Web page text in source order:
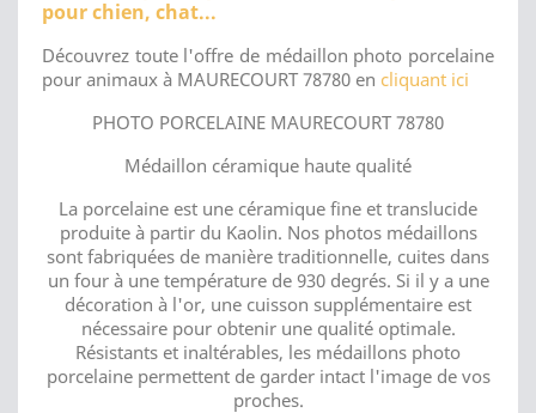
pour chien, chat...
Découvrez toute l'offre de médaillon photo porcelaine
pour animaux à MAURECOURT 78780 en cliquant ici
PHOTO PORCELAINE MAURECOURT 78780
Médaillon céramique haute qualité
La porcelaine est une céramique fine et translucide
produite à partir du Kaolin. Nos photos médaillons
sont fabriquées de manière traditionnelle, cuites dans
un four à une température de 930 degrés. Si il y a une
décoration à l'or, une cuisson supplémentaire est
nécessaire pour obtenir une qualité optimale.
Résistants et inaltérables, les médaillons photo
porcelaine permettent de garder intact l'image de vos
proches.